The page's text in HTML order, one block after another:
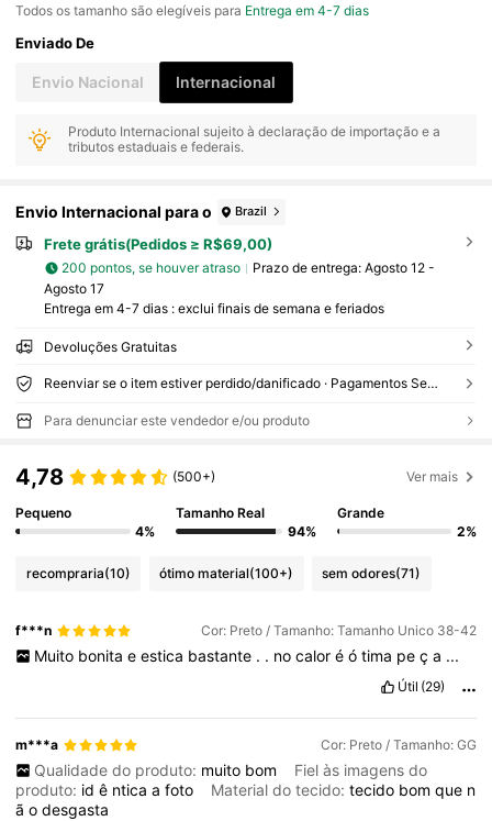
Todos os tamanho são elegíveis para Entrega em 4-7 dias
Enviado De
Envio Nacional Internacional
Produto Internacional sujeito à declaração de importação e a
tributos estaduais e federais.
Envio Internacional para o Brazil
Frete grátis(Pedidos ≥ R$69,00)
200 pontos, se houver atraso Prazo de entrega: Agosto 12 -
Agosto 17
Entrega em 4-7 dias : exclui finais de semana e feriados
Devoluções Gratuitas
Reenviar se o item estiver perdido/danificado · Pagamentos Seguros · Proteção de privacidade
Para denunciar este vendedor e/ou produto
4,78 (500+) Ver mais
Pequeno
4%
Tamanho Real
94%
Grande
2%
recompraria(10) ótimo material(100+) sem odores(71)
f***n Cor: Preto / Tamanho: Tamanho Unico 38-42
Muito bonita e estica bastante . . no calor é ó tima pe ç a ...
Útil (29)
m***a Cor: Preto / Tamanho: GG
Qualidade do produto: muito bom
Fiel às imagens do
produto: idê nticaafoto Material do tecido:tecido bomque n
ãodesgasta